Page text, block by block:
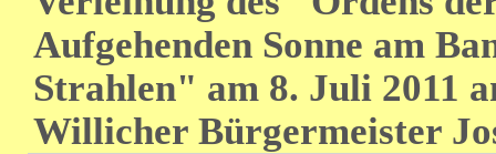
Aufgehenden Sonne am
Strahlen" am 8. Juli 2011
Willicher Bürgermeister